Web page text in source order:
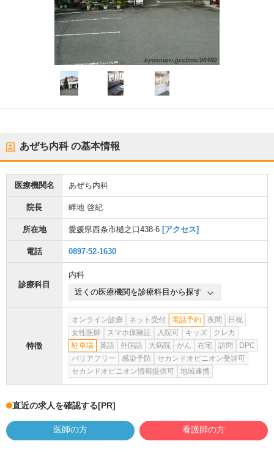
あぜち内科の基本情報
医療機関名 あぜち内科
院長 畔地 啓紀
所在地 愛媛県西条市樋之口438-6 [アクセス]
電話 0897-52-1630
診療科目
内科
近くの医療機関を診療科目から探す
特徴
オンライン診療 ネット受付 電話予約 夜間
日祝
女性医師
スマホ保険証 入院可 キッズ
クレカ
駐車場
英語 外国語 大病院 がん 在宅 訪問
DPC
バリアフリー
感染予防
セカンドオピニオン受診可
セカンドオピニオン情報提供可
地域連携
直近の求人を確認する[PR]
医師の方 看護師の方